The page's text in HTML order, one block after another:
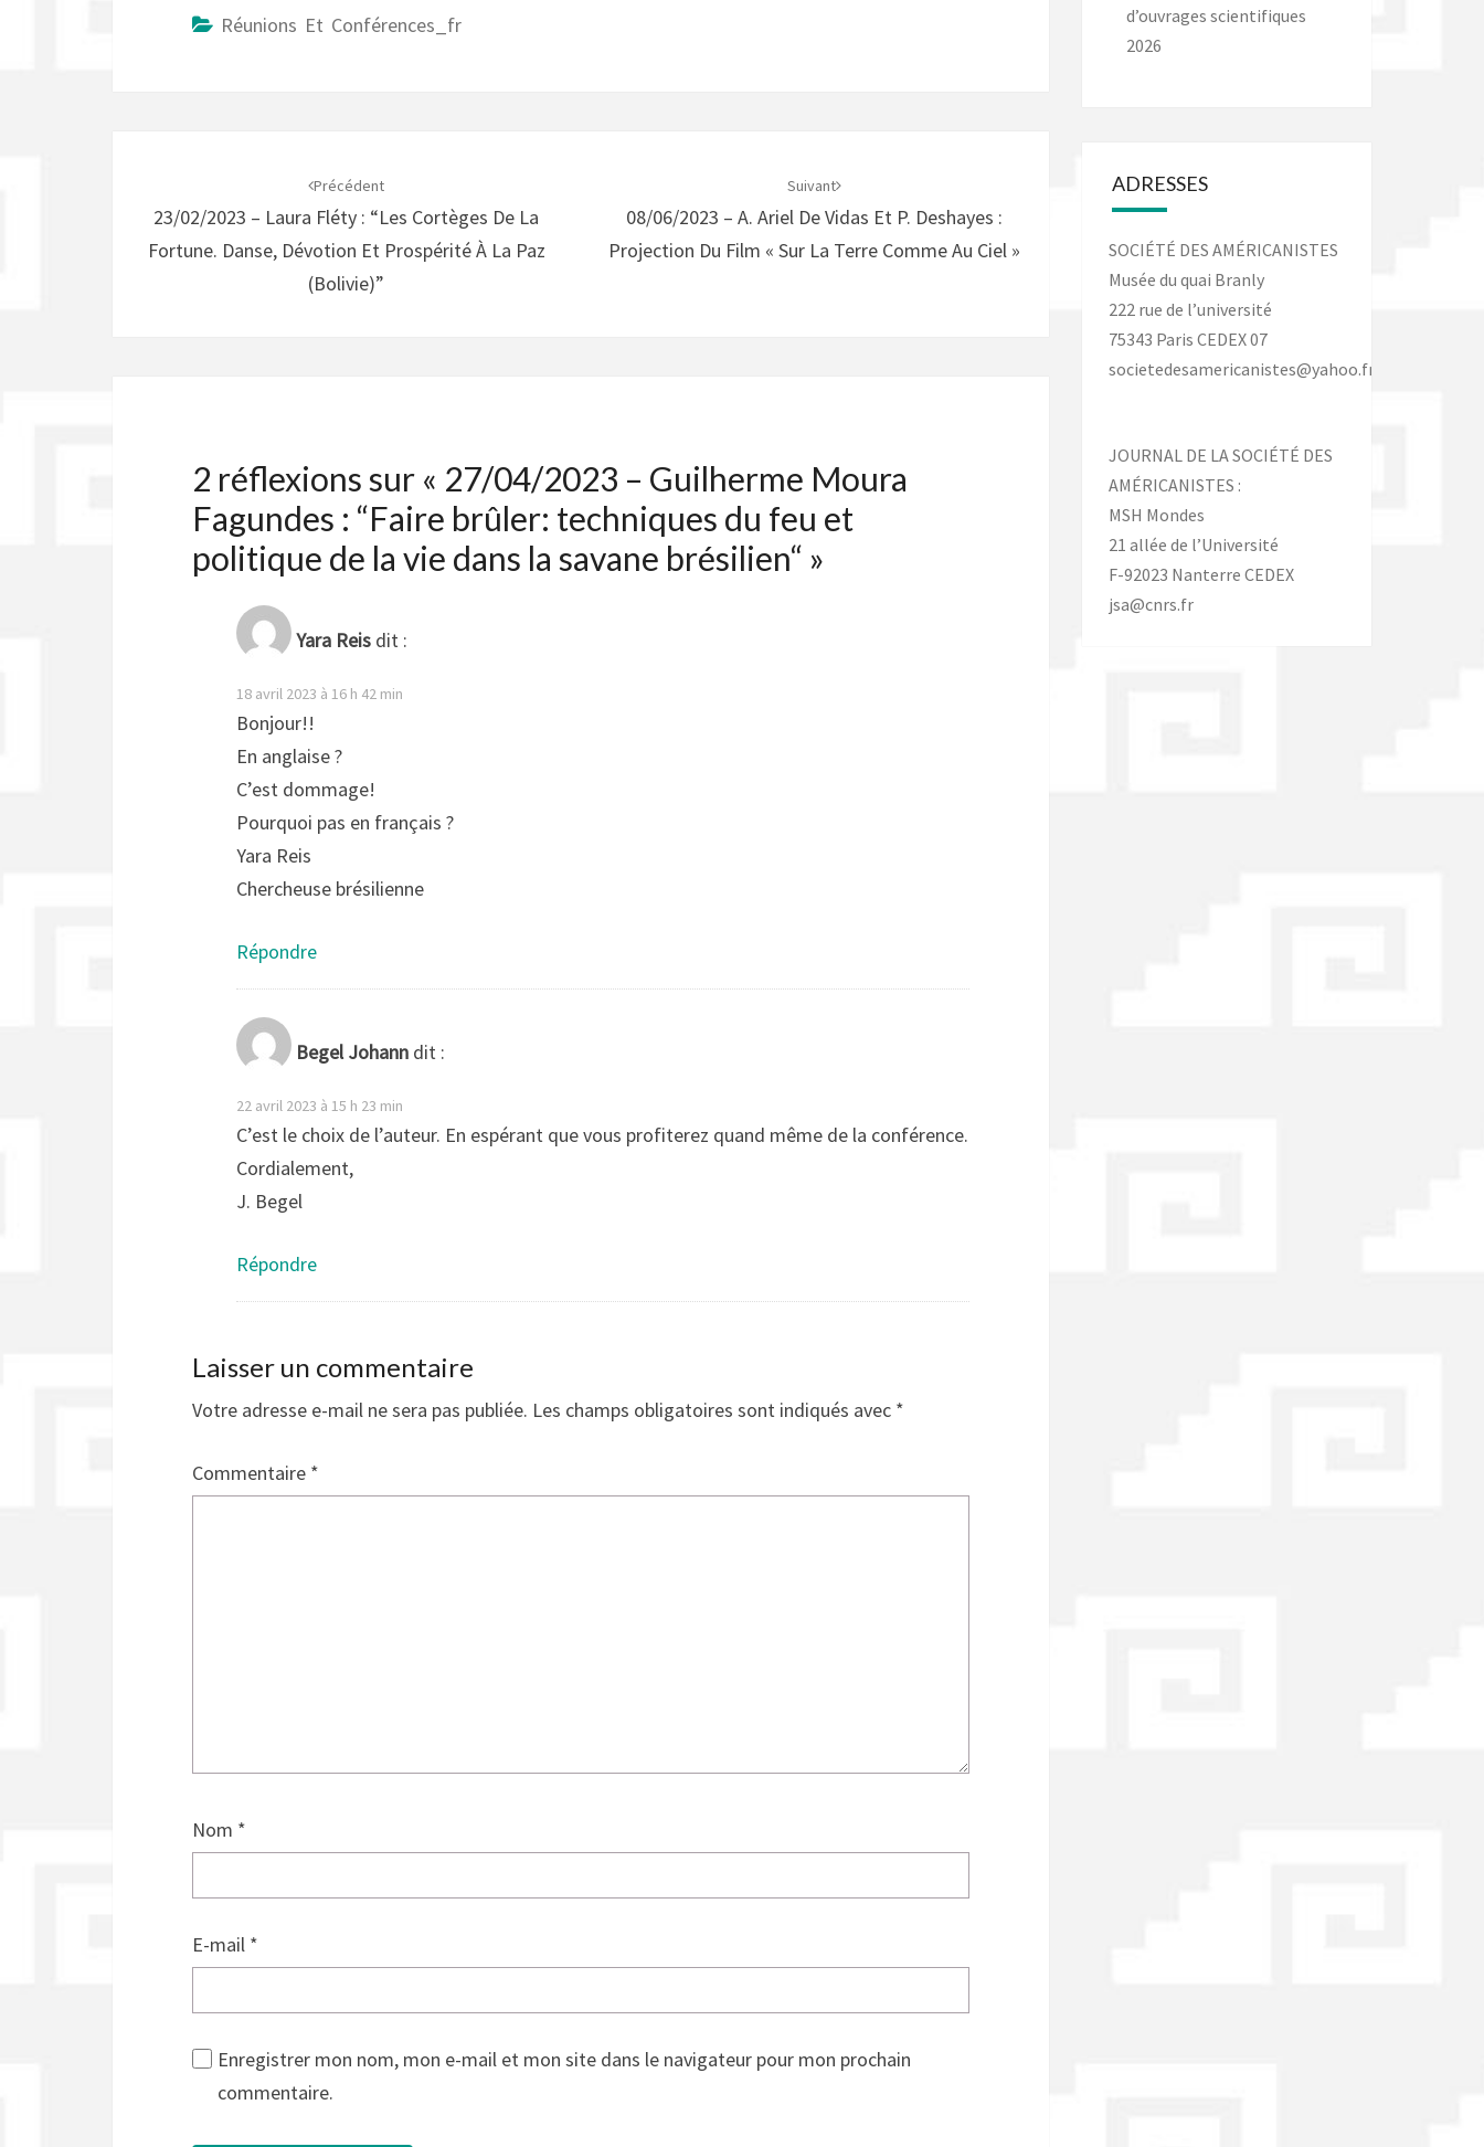
Réunions Et Conférences_fr
Précédent
23/02/2023 – Laura Fléty : “Les Cortèges De La
Fortune. Danse, Dévotion Et Prospérité À La Paz
(Bolivie)”
Suivant
08/06/2023 – A. Ariel De Vidas Et P. Deshayes :
Projection Du Film « Sur La Terre Comme Au Ciel »
2 réflexions sur « 27/04/2023 – Guilherme Moura
Fagundes : “Faire brûler: techniques du feu et
politique de la vie dans la savane brésilien“ »
Yara Reis dit :
18 avril 2023 à 16 h 42 min
Bonjour!!
En anglaise ?
C’est dommage!
Pourquoi pas en français ?
Yara Reis
Chercheuse brésilienne
Répondre
Begel Johann dit :
22 avril 2023 à 15 h 23 min
C’est le choix de l’auteur. En espérant que vous profiterez quand même de la conférence.
Cordialement,
J. Begel
Répondre
Laisser un commentaire
Votre adresse e-mail ne sera pas publiée. Les champs obligatoires sont indiqués avec *
Commentaire *
Nom *
E-mail *
Enregistrer mon nom, mon e-mail et mon site dans le navigateur pour mon prochain
commentaire.
d’ouvrages scientifiques
2026
ADRESSES
SOCIÉTÉ DES AMÉRICANISTES
Musée du quai Branly
222 rue de l’université
75343 Paris CEDEX 07
societedesamericanistes@yahoo.fr
JOURNAL DE LA SOCIÉTÉ DES
AMÉRICANISTES :
MSH Mondes
21 allée de l’Université
F-92023 Nanterre CEDEX
jsa@cnrs.fr